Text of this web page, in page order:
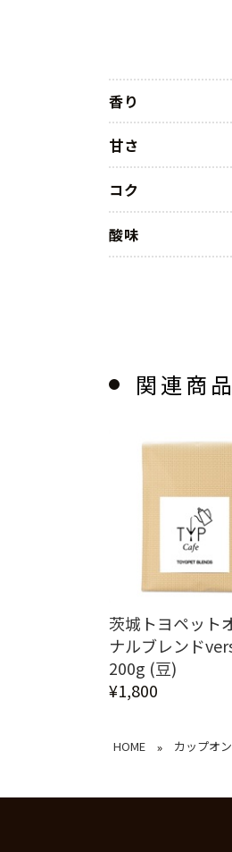
香り
甘さ
コク
酸味
関連商品
茨城トヨペット
ナルブレンド
200g (豆)
¥1,800
HOME » カップオ